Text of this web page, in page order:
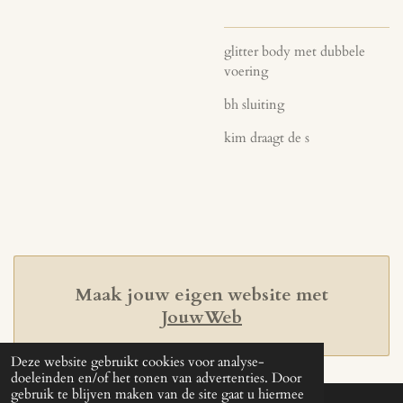
Deze website gebruikt cookies voor analyse-
doeleinden en/of het tonen van advertenties. Door
gebruik te blijven maken van de site gaat u hiermee
glitter body met dubbele
voering
bh sluiting
kim draagt de s
Maak jouw eigen website met
JouwWeb